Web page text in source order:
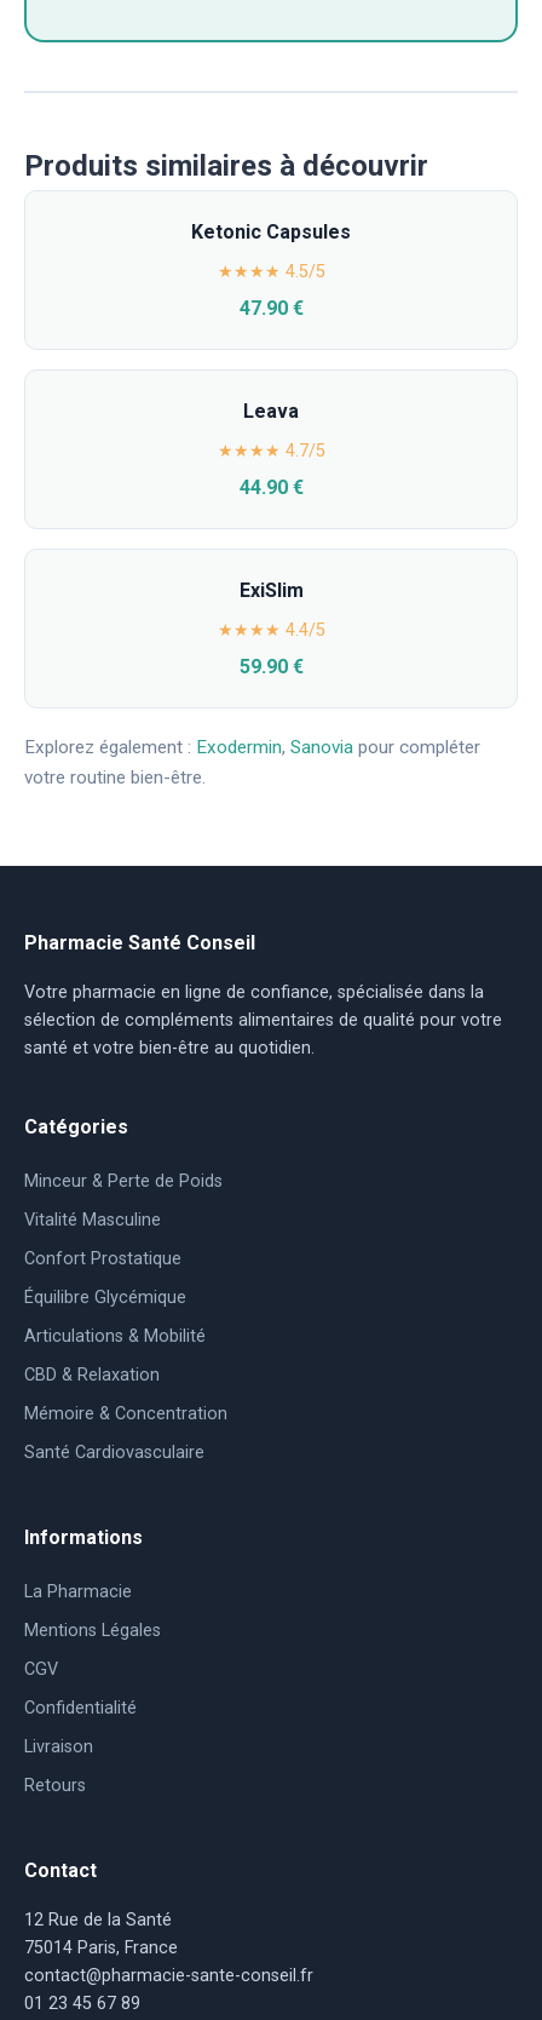
Produits similaires à découvrir
Ketonic Capsules
★★★★ 4.5/5
47.90 €
Leava
★★★★ 4.7/5
44.90 €
ExiSlim
★★★★ 4.4/5
59.90 €
Explorez également : Exodermin, Sanovia pour compléter
votre routine bien-être.
Pharmacie Santé Conseil
Votre pharmacie en ligne de confiance, spécialisée dans la
sélection de compléments alimentaires de qualité pour votre
santé et votre bien-être au quotidien.
Catégories
Minceur & Perte de Poids
Vitalité Masculine
Confort Prostatique
Équilibre Glycémique
Articulations & Mobilité
CBD & Relaxation
Mémoire & Concentration
Santé Cardiovasculaire
Informations
La Pharmacie
Mentions Légales
CGV
Confidentialité
Livraison
Retours
Contact
12 Rue de la Santé
75014 Paris, France
contact@pharmacie-sante-conseil.fr
01 23 45 67 89